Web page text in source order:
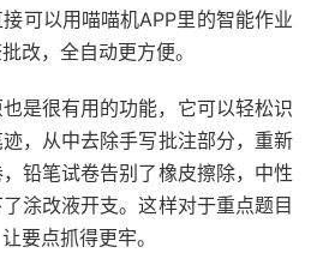
可以用喵喵机APP里的智能作业
改，全自动更方便。
是很有用的功能，它可以轻松识
，从中去除手写批注部分，重新
铅笔试卷告别了橡皮擦除，中性
涂改液开支。这样对于重点题目
要点抓得更牢。